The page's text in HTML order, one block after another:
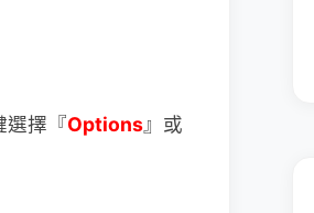
選擇『Options』或